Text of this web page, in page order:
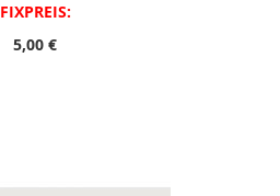
FIXPREIS:
5,00 €